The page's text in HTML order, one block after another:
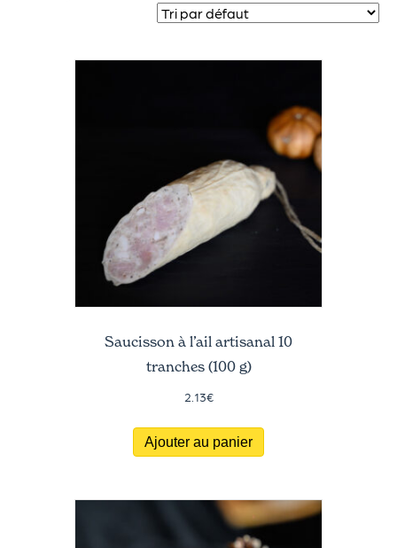
Saucisson à l’ail artisanal 10
tranches (100 g)
2.13€
Ajouter au panier